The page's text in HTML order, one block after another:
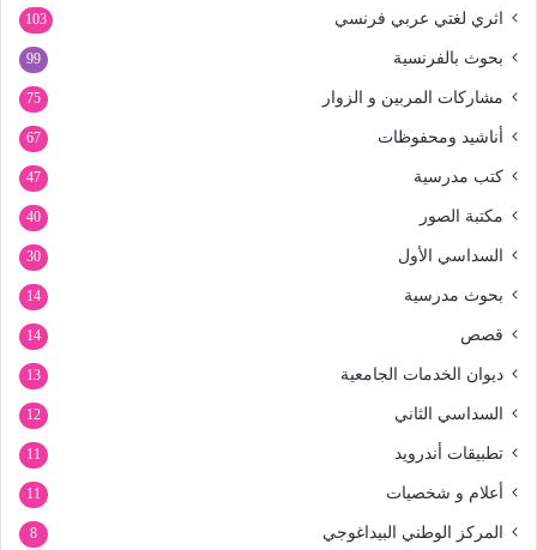
اثري لغتي عربي فرنسي 103
بحوث بالفرنسية 99
مشاركات المربين و الزوار 75
أناشيد ومحفوظات 67
كتب مدرسية 47
مكتبة الصور 40
السداسي الأول 30
بحوث مدرسية 14
قصص 14
ديوان الخدمات الجامعية 13
السداسي الثاني 12
تطبيقات أندرويد 11
أعلام و شخصيات 11
المركز الوطني البيداغوجي 8